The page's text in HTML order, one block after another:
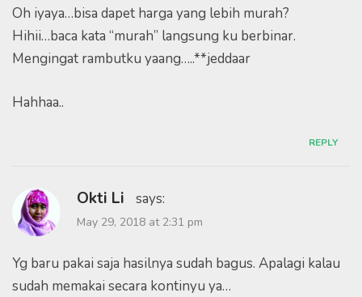
Oh iyaya…bisa dapet harga yang lebih murah?
Hihii…baca kata “murah” langsung ku berbinar.
Mengingat rambutku yaang…..**jeddaar
Hahhaa..
REPLY
Okti Li says:
May 29, 2018 at 2:31 pm
Yg baru pakai saja hasilnya sudah bagus. Apalagi kalau
sudah memakai secara kontinyu ya…